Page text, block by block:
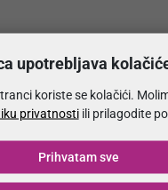
položaj
upotrebljava
koriste se kolačići.
privatnostiili prilagodite
Prihvatam sve